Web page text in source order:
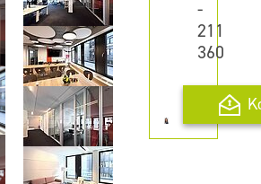
-
211
360